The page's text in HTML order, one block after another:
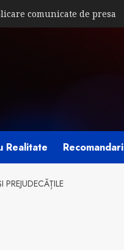
comunicate de presa
Realitate Recomandari